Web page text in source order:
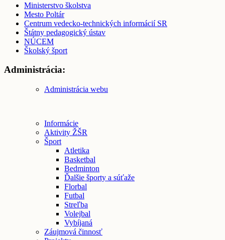
Ministerstvo školstva
Mesto Poltár
Centrum vedecko-technických informácií SR
Štátny pedagogický ústav
NÚCEM
Školský šport
Administrácia:
Administrácia webu
Informácie
Aktivity ŽŠR
Šport
Atletika
Basketbal
Bedminton
Ďalšie športy a súťaže
Florbal
Futbal
Streľba
Volejbal
Vybíjaná
Záujmová činnosť